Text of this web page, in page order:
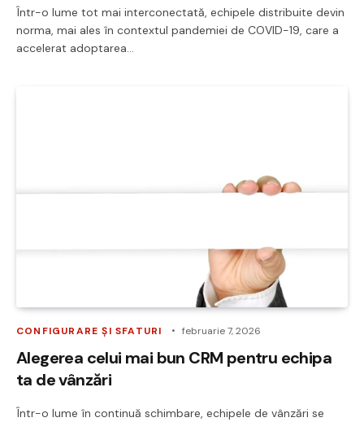
Într-o lume tot mai interconectată, echipele distribuite devin
norma, mai ales în contextul pandemiei de COVID-19, care a
accelerat adoptarea…
CONFIGURARE ȘI SFATURI februarie 7, 2026
Alegerea celui mai bun CRM pentru echipa
ta de vânzări
Într-o lume în continuă schimbare, echipele de vânzări se